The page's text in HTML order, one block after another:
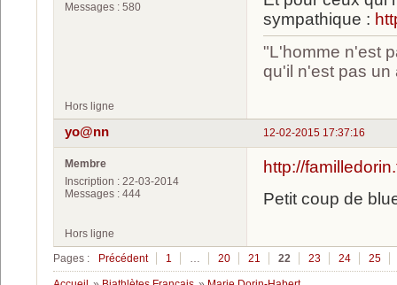
Messages : 580
sympathique :
"L'homme n'est
qu'il n'est pas
Hors ligne
12-02-2015 17:37:16
yo@nn
Membre
Inscription : 22-03-2014
Messages : 444
http://
Petit coup de
Hors ligne
Pages :
Précédent 1 20 21 22 23 24 25